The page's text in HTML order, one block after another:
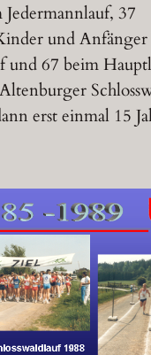
37
und
und 67 beim
erst einmal 15